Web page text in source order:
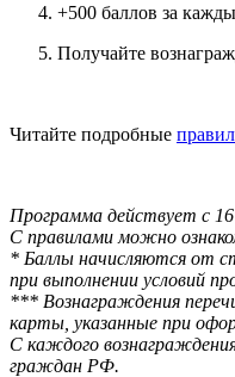
+500 баллов за
Получайте
Читайте подробные
Программа действует с
С правилами можно
* Баллы начисляются от
при выполнении условий
*** Вознаграждения
карты, указанные при
С каждого
граждан РФ.